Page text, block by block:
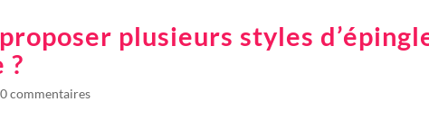
plusieurs styles
?
0 commentaires